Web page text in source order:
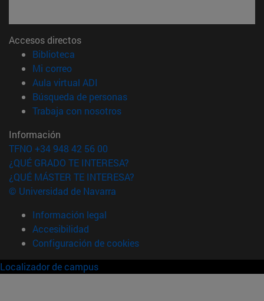
Accesos directos
Biblioteca
Mi correo(abre en nueva ventana)
Aula virtual ADI
Búsqueda de personas(abre en nueva ventana)
Trabaja con nosotros(abre en nueva ventana)
Información
TFNO +34 948 42 56 00
¿QUÉ GRADO TE INTERESA?
¿QUÉ MÁSTER TE INTERESA?
© Universidad de Navarra
Información legal
Accesibilidad
Configuración de cookies
Localizador de campus